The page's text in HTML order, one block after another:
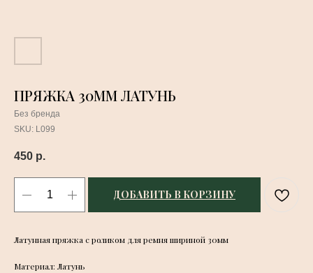
ПРЯЖКА 30ММ ЛАТУНЬ
Без бренда
SKU: L099
450 р.
ДОБАВИТЬ В КОРЗИНУ
Латунная пряжка с роликом для ремня шириной 30мм
Материал: Латунь